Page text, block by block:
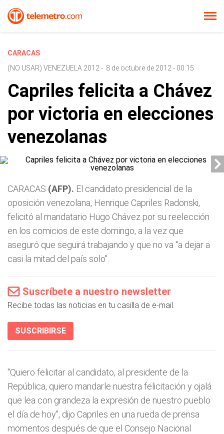
CARACAS
(NO USAR) VENEZUELA 2012 - 8 de octubre de 2012 - 00:15
Capriles felicita a Chávez
por victoria en elecciones
venezolanas
CARACAS (AFP). El candidato presidencial de la
oposición venezolana, Henrique Capriles Radonski,
felicitó al mandatario Hugo Chávez por su reelección
en los comicios de este domingo, a la vez que
aseguró que seguirá trabajando y que no va "a dejar a
casi la mitad del país solo".
Suscríbete a nuestro newsletter
Recibe todas las noticias en tu casilla de e-mail.
SUSCRIBIRSE
"Quiero felicitar al candidato, al presidente de la
República, quiero mandarle nuestra felicitación y ojalá
que lea con grandeza la expresión de nuestro pueblo
el día de hoy", dijo Capriles en una rueda de prensa
momentos después de que el Consejo Nacional